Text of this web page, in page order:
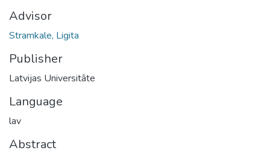
Advisor
Stramkale, Ligita
Publisher
Latvijas Universitāte
Language
lav
Abstract